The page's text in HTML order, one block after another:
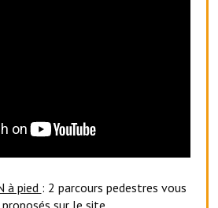
à pied : 2 parcours pedestres vous
sur le site